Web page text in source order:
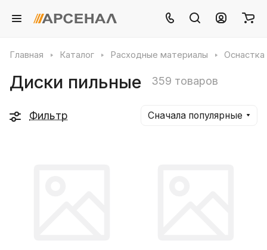
Главная Каталог Расходные материалы
Диски пильные 359 товаров
Фильтр Сначала популярные